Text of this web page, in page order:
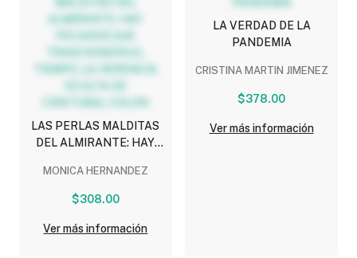
LAS PERLAS MALDITAS
DEL ALMIRANTE: HAY
TRASCIENDEN EL
TIEMPO, LA HERENCIA
COLON
MONICA HERNANDEZ
$308.00
Ver más información
LA VERDAD DE LA
PANDEMIA
CRISTINA MARTIN JIMENEZ
$378.00
Ver más información